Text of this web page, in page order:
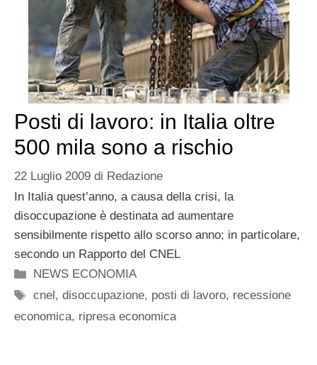
Posti di lavoro: in Italia oltre
500 mila sono a rischio
22 Luglio 2009 di Redazione
In Italia quest’anno, a causa della crisi, la
disoccupazione è destinata ad aumentare
sensibilmente rispetto allo scorso anno; in particolare,
secondo un Rapporto del CNEL
Categorie
NEWS ECONOMIA
Tag
cnel ,disoccupazione, posti di lavoro, recessione
economica, ripresa economica